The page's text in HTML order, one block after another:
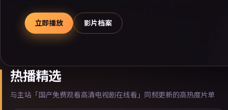
立即播放 影片档案
热播精选
与主站「国产免费观看高清电视剧在线看」同频更新的高热度片单